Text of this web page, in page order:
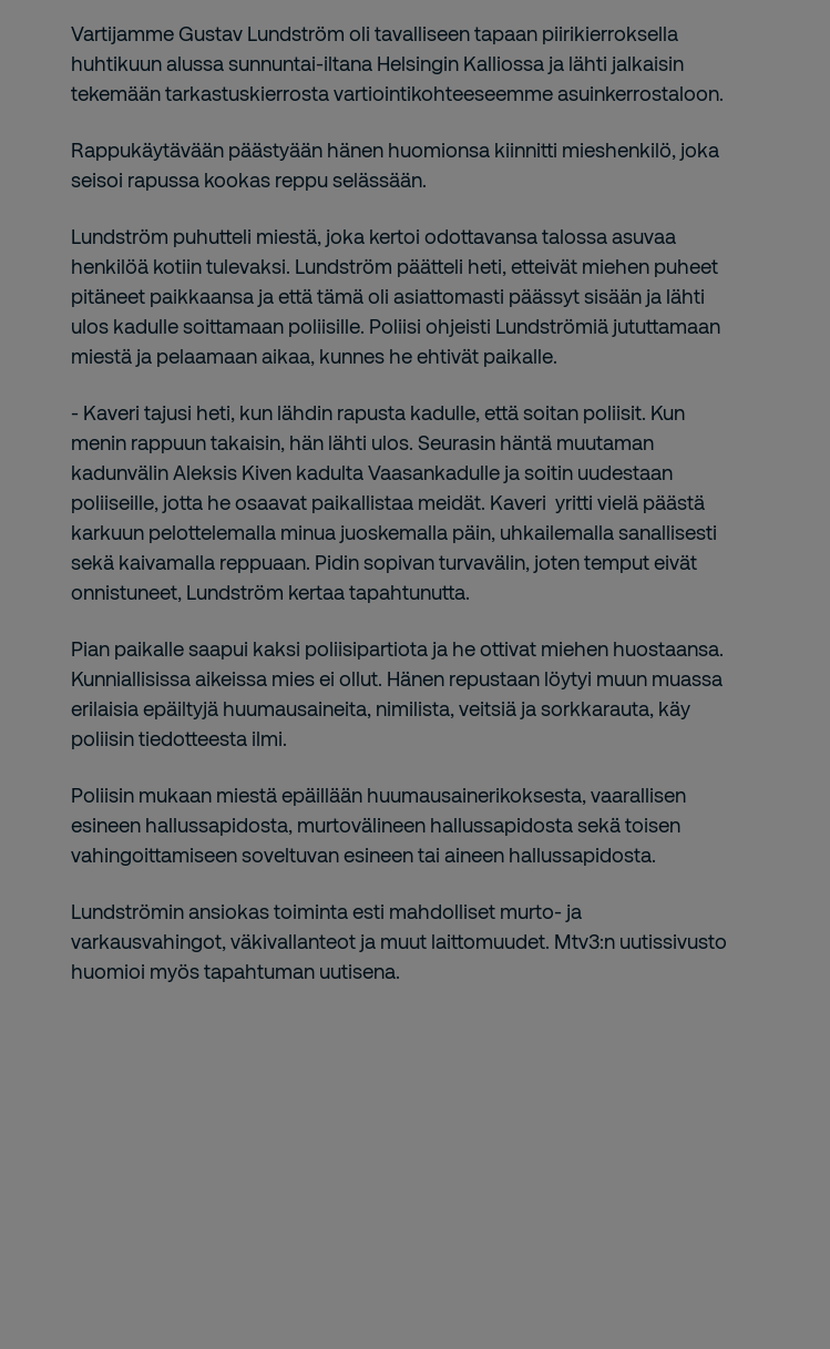
Vartijamme Gustav Lundström oli tavalliseen tapaan piirikierroksella
huhtikuun alussa sunnuntai-iltana Helsingin Kalliossa ja lähti jalkaisin
tekemään tarkastuskierrosta vartiointikohteeseemme asuinkerrostaloon.
Rappukäytävään päästyään hänen huomionsa kiinnitti mieshenkilö, joka
seisoi rapussa kookas reppu selässään.
Lundström puhutteli miestä, joka kertoi odottavansa talossa asuvaa
henkilöä kotiin tulevaksi. Lundström päätteli heti, etteivät miehen puheet
pitäneet paikkaansa ja että tämä oli asiattomasti päässyt sisään ja lähti
ulos kadulle soittamaan poliisille. Poliisi ohjeisti Lundströmiä jututtamaan
miestä ja pelaamaan aikaa, kunnes he ehtivät paikalle.
- Kaveri tajusi heti, kun lähdin rapusta kadulle, että soitan poliisit. Kun
menin rappuun takaisin, hän lähti ulos. Seurasin häntä muutaman
kadunvälin Aleksis Kiven kadulta Vaasankadulle ja soitin uudestaan
poliiseille, jotta he osaavat paikallistaa meidät. Kaveri yritti vielä päästä
karkuun pelottelemalla minua juoskemalla päin, uhkailemalla sanallisesti
sekä kaivamalla reppuaan. Pidin sopivan turvavälin, joten temput eivät
onnistuneet, Lundström kertaa tapahtunutta.
Pian paikalle saapui kaksi poliisipartiota ja he ottivat miehen huostaansa.
Kunniallisissa aikeissa mies ei ollut. Hänen repustaan löytyi muun muassa
erilaisia epäiltyjä huumausaineita, nimilista, veitsiä ja sorkkarauta, käy
poliisin tiedotteesta ilmi.
Poliisin mukaan miestä epäillään huumausainerikoksesta, vaarallisen
esineen hallussapidosta, murtovälineen hallussapidosta sekä toisen
vahingoittamiseen soveltuvan esineen tai aineen hallussapidosta.
Lundströmin ansiokas toiminta esti mahdolliset murto- ja
varkausvahingot, väkivallanteot ja muut laittomuudet. Mtv3:n uutissivusto
huomioi myös tapahtuman uutisena.